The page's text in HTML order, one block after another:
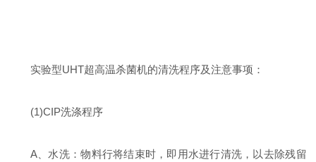
实验型UHT超高温杀菌机的清洗程序及注意事项：
(1)CIP洗涤程序
A、水洗：物料行将结束时，即用水进行清洗，以去除残留